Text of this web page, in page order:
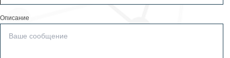
Описание